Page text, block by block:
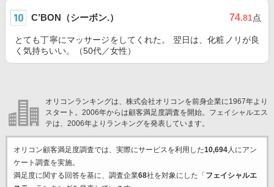
C’BON（シーボン.） 74.81点
とても丁寧にマッサージをしてくれた。 翌日は、化粧ノリが良
く気持ちいい。（50代／女性）
オリコンランキングは、株式会社オリコンを前身企業に1967年より
スタート。2006年からは顧客満足度調査を開始。フェイシャルエス
テは、2006年よりランキングを発表しています。
オリコン顧客満足度調査では、実際にサービスを利用した10,694人にアン
ケート調査を実施。
満足度に関する回答を基に、調査企業68社を対象にした「 フェイシャルエ